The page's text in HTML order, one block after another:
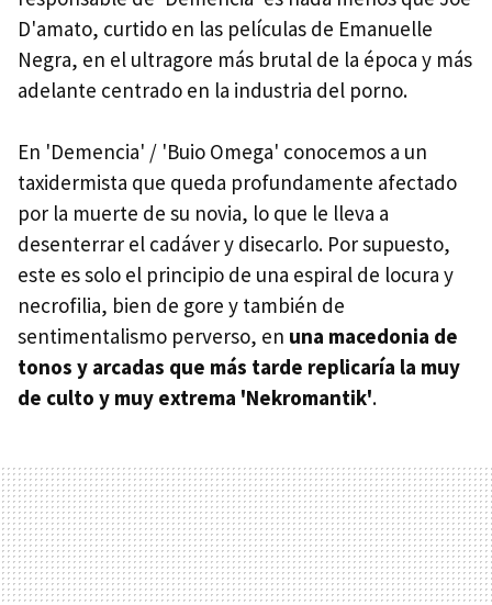
D'amato, curtido en las películas de Emanuelle
Negra, en el ultragore más brutal de la época y más
adelante centrado en la industria del porno.
En 'Demencia' / 'Buio Omega' conocemos a un
taxidermista que queda profundamente afectado
por la muerte de su novia, lo que le lleva a
desenterrar el cadáver y disecarlo. Por supuesto,
este es solo el principio de una espiral de locura y
necrofilia, bien de gore y también de
sentimentalismo perverso, en una macedonia de
tonos y arcadas que más tarde replicaría la muy
de culto y muy extrema 'Nekromantik'.